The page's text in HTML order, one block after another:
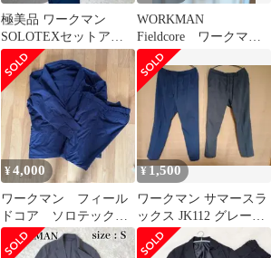
極美品 ワークマン
SOLOTEXセットアッ
プ 上下別サイズ
WORKMAN
Fieldcore ワークマ
ン スーツセット 上
下 サイズＬ
¥4,000
ワークマン フィール
ドコア ソロテック
ス セットアップ サ
イズLL
¥1,500
ワークマン サマースラ
ックス JK112 グレー
MIXブルー LL 2枚組